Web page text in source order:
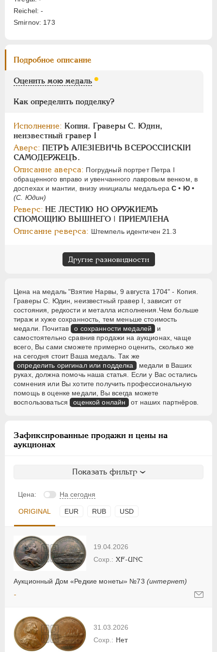
Reichel: -
Smirnov: 173
Подробное описание
Оценить мою медаль
Как определить подделку?
Исполнение: Копия. Граверы С. Юдин,
неизвестный гравер I
Аверс: ПЕТРЪ АЛЕ3IЕВИЧЬ ВСЕРОССIИСКIИ
САМОДЕРЖЕЦЪ.
Описание аверса: Погрудный портрет Петра I
обращенного вправо и увенчанного лавровым венком, в
доспехах и мантии, внизу инициалы медальераС • Ю •
(С. Юдин)
Реверс: НЕ ЛЕСТИЮ НО ОРУЖИЕМЪ
СПОМОЩИЮ ВЫШНЕГО | ПРИЕМЛЕНА
Описание реверса: Штемпель идентичен 21.3
Другие разновидности
Цена на медаль "Взятие Нарвы, 9 августа 1704" - Копия.
Граверы С. Юдин, неизвестный гравер I, зависит от
состояния, редкости и металла исполнения.Чем больше
тираж и хуже сохранность, тем меньше стоимость
медали. Почитав о сохранности медалей
и
самостоятельно сравнив продажи на аукционах, чаще
всего, Вы сами сможете примерно оценить, сколько же
на сегодня стоит Ваша медаль. Так же
определить оригинал или подделка
медали в Ваших
руках, должна помочь наша статья. Если у Вас остались
сомнения или Вы хотите получить профессиональную
помощь в оценке медали, Вы всегда можете
воспользоваться оценкой онлайн от наших партнёров.
Зафиксированные продажи и цены на
аукционах
Показать фильтр
Цена: На сегодня
ORIGINAL EUR RUB USD
19.04.2026
Аукционный Дом «Редкие монеты» №73 (интернет)
XF-UNC
-
31.03.2026
Нет
АЛЕКСАНДР II
АЛЕКСАНДР III